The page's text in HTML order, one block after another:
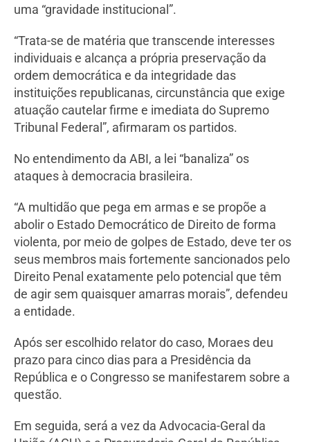
uma “gravidade institucional”.
“Trata-se de matéria que transcende interesses
individuais e alcança a própria preservação da
ordem democrática e da integridade das
instituições republicanas, circunstância que exige
atuação cautelar firme e imediata do Supremo
Tribunal Federal”, afirmaram os partidos.
No entendimento da ABI, a lei “banaliza” os
ataques à democracia brasileira.
“A multidão que pega em armas e se propõe a
abolir o Estado Democrático de Direito de forma
violenta, por meio de golpes de Estado, deve ter os
seus membros mais fortemente sancionados pelo
Direito Penal exatamente pelo potencial que têm
de agir sem quaisquer amarras morais”, defendeu
a entidade.
Após ser escolhido relator do caso, Moraes deu
prazo para cinco dias para a Presidência da
República e o Congresso se manifestarem sobre a
questão.
Em seguida, será a vez da Advocacia-Geral da